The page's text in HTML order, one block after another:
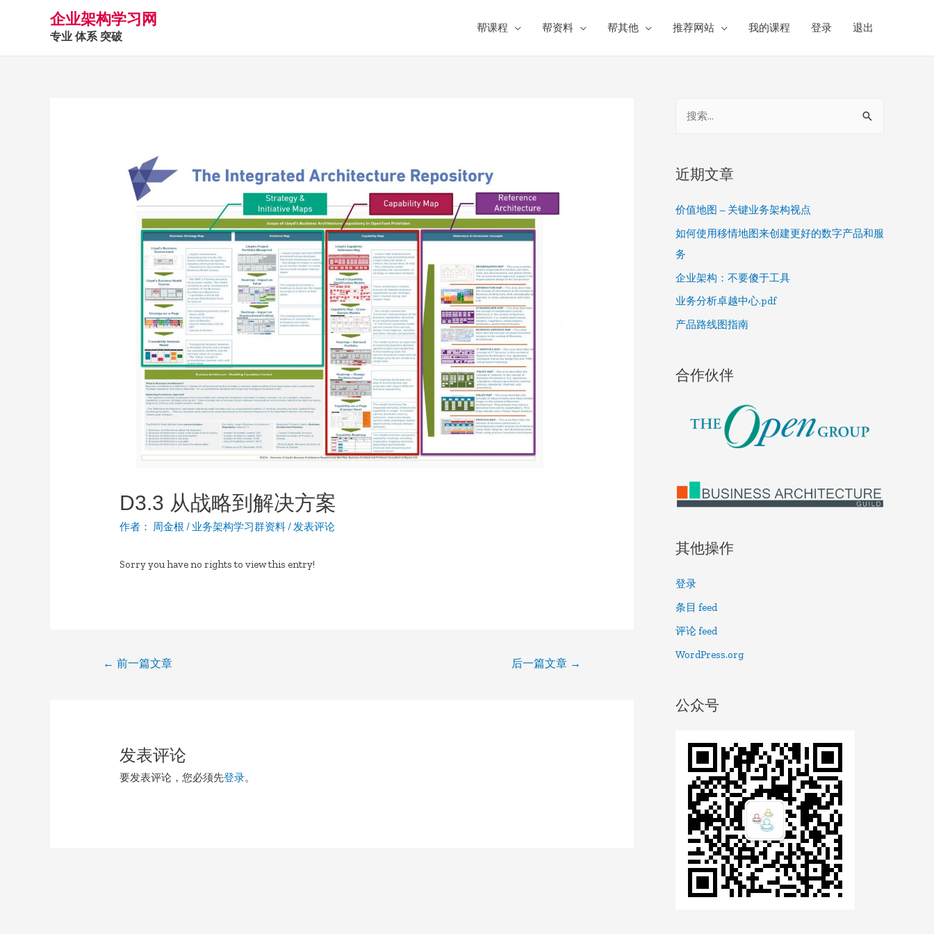
企业架构学习网
专业 体系 突破
帮课程 帮资料 帮其他 推荐网站 我的课程 登录 退出
D3.3 从战略到解决方案
作者： 周金根 /业务架构学习群资料/发表评论
Sorry you have no rights to view this entry!
← 前一篇文章 后一篇文章 →
发表评论
要发表评论，您必须先登录。
r
h
f
o
r
:
近期文章
价值地图 – 关键业务架构视点
如何使用移情地图来创建更好的数字产品和服
务
企业架构：不要傻于工具
业务分析卓越中心.pdf
产品路线图指南
合作伙伴
其他操作
登录
条目 feed
评论 feed
WordPress.org
公众号